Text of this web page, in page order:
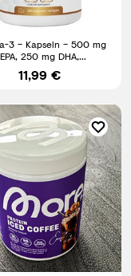
3 – Kapseln – 500 mg
EPA, 250 mg DHA,
– Sowelo
11,99 €